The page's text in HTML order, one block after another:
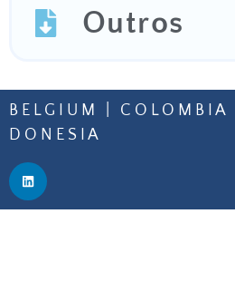
Outros
B E L G I U M | C O L O M B I
D O N E S I A